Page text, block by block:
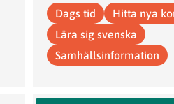
Dags tid
Hitta nya
Lära sig svenska
Samhällsinformation